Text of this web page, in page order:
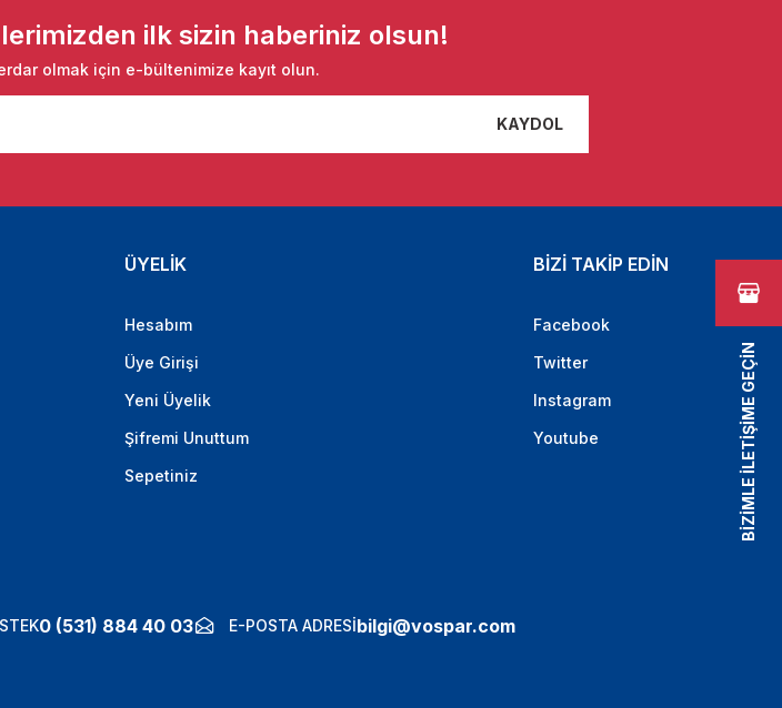
ilk sizin haberiniz olsun!
olmak için e-bültenimize kayıt olun.
KAYDOL
ÜYELİK
Hesabım
Üye Girişi
Yeni Üyelik
Şifremi Unuttum
Sepetiniz
BİZİ TAKİP EDİN
Facebook
Twitter
Instagram
Youtube
0 (531) 884 40 03 E-POSTA ADRESİbilgi@vospar.com
BİZİMLE İLETİŞİME GEÇİN